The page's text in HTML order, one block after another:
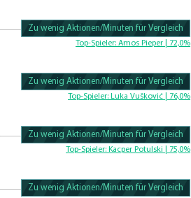
100.390625% Complete
Zu wenig Aktionen/Minuten für Vergleich
Top-Spieler: Amos Pieper | 72,0%
100.41493775934% Complete
Zu wenig Aktionen/Minuten für Vergleich
Top-Spieler: Luka Vušković | 76,0%
100.39682539683% Complete
Zu wenig Aktionen/Minuten für Vergleich
Top-Spieler: Kacper Potulski | 75,0%
100.4% Complete
Zu wenig Aktionen/Minuten für Vergleich